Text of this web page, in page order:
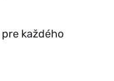
každého